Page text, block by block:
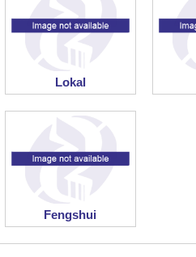
Lokal
Fengshui